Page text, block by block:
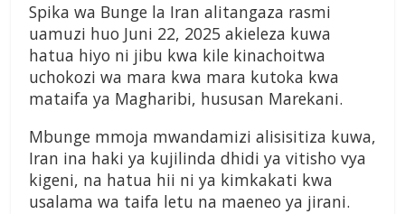
Spika wa Bunge la Iran alitangaza rasmi
uamuzi huo Juni 22, 2025 akieleza kuwa
hatua hiyo ni jibu kwa kile kinachoitwa
uchokozi wa mara kwa mara kutoka kwa
mataifa ya Magharibi, hususan Marekani.
Mbunge mmoja mwandamizi alisisitiza kuwa,
Iran ina haki ya kujilinda dhidi ya vitisho vya
kigeni, na hatua hii ni ya kimkakati kwa
usalama wa taifa letu na maeneo ya jirani.